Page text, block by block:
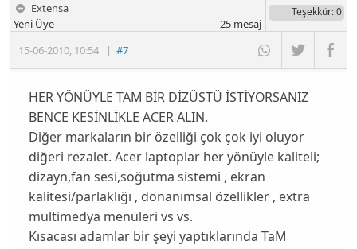
Extensa
15-06-2010, 10:54 |#7
Yeni Üye
Teşekkür: 0
25mesaj
HER YÖNÜYLE TAM BİR DİZÜSTÜ İSTİYORSANIZ
BENCE KESİNLİKLE ACER ALIN.
Diğer markaların bir özelliği çok çok iyi oluyor
diğeri rezalet. Acer laptoplar her yönüyle kaliteli;
dizayn,fan sesi,soğutma sistemi , ekran
kalitesi/parlaklığı , donanımsal özellikler , extra
multimedya menüleri vs vs.
Kısacası adamlar bir şeyi yaptıklarında TaM